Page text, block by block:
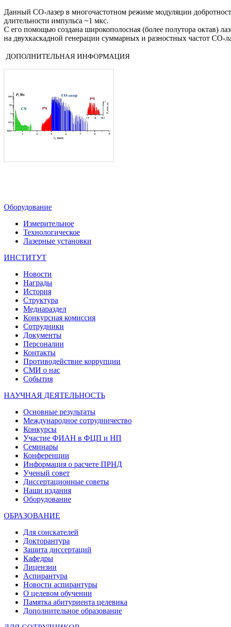
Данный СО-лазер в многочастотном режиме модуляции
длительности импульса ~1 мкс.
С его помощью создана широкополосная (более полутора октав)
на двухкаскадной генерации суммарных и разностных частот CO-
ДОПОЛНИТЕЛЬНАЯ ИНФОРМАЦИЯ
Оборудование
Измерительное
Технологическое
Лазерные установки
ИНСТИТУТ
Новости
Награды
История
Структура
Медиараздел
Конкурсная комиссия
Сотрудники
Документы
Персоналии
Контакты
Противодействие коррупции
СМИ о нас
События
НАУЧНАЯ ДЕЯТЕЛЬНОСТЬ
Основные результаты
Международное сотрудничество
Конкурсы
Участие ФИАН в ФЦП и НП
Семинары
Конференции
Информация о расчете ПРНД
Ученый совет
Диссертационные советы
Наши издания
Оборудование
ОБРАЗОВАНИЕ
Для соискателей
Докторантура
Защита диссертаций
Кафедры
Лицензии
Аспирантура
Новости аспирантуры
О целевом обучении
Памятка абитуриента целевика
Дополнительное образование